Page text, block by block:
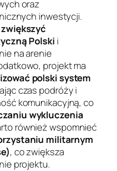
oraz
inwestycji.
zwiększyć
Polski i
na arenie
projekt ma
polski system
czas podróży i
komunikacyjną, co
wykluczenia
również wspomnieć
militarnym
, co zwiększa
projektu.